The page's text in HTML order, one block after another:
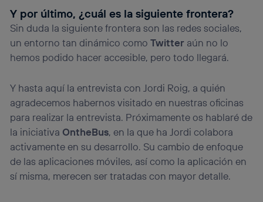
Y por último, ¿cuál es la siguiente frontera?
Sin duda la siguiente frontera son las redes sociales,
un entorno tan dinámico comoTwitter aún no lo
hemos podido hacer accesible, pero todo llegará.
Y hasta aquí la entrevista con Jordi Roig, a quién
agradecemos habernos visitado en nuestras oficinas
para realizar la entrevista. Próximamente os hablaré de
la iniciativa OntheBus, en la que ha Jordi colabora
activamente en su desarrollo. Su cambio de enfoque
de las aplicaciones móviles, así como la aplicación en
sí misma, merecen ser tratadas con mayor detalle.